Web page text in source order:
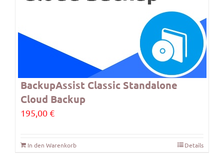
BackupAssist Classic Standalone
Cloud Backup
195,00€
In den Warenkorb Details